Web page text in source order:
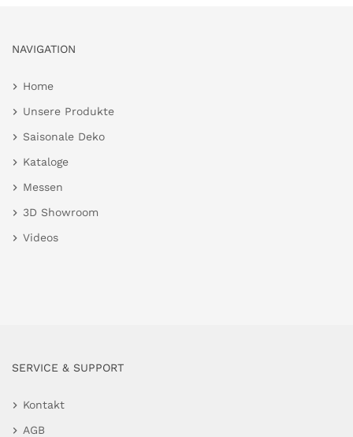
NAVIGATION
Home
Unsere Produkte
Saisonale Deko
Kataloge
Messen
3D Showroom
Videos
SERVICE & SUPPORT
Kontakt
AGB